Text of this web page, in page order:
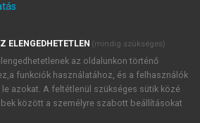
Akadémiai Kiadó Zrt. újdonságairól,
foglaltakat tudomásul
feltételeket, valamint a szotar.netés a
foglaltakat
és elfogadom.
ELENGEDHETETLEN (mindig szükséges)
az oldalunkon történő
funkciók használatához, és a felhasználók
le azokat. A feltétlenül szükséges sütik közé
között a személyre szabott beállításokat